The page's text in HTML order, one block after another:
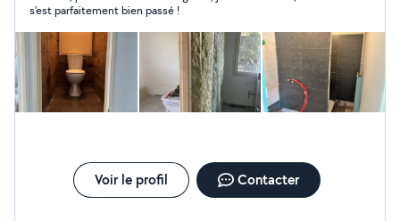
s'est parfaitement bien passé !
Voir le profil Contacter